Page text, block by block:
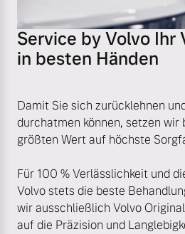
Service by Volvo Ihr
in besten Händen
Damit Sie sich zurücklehnen
durchatmen können, setzen wir
größten Wert auf höchste
Für 100 % Verlässlichkeit und
Volvo stets die beste
wir ausschließlich Volvo
auf die Präzision und